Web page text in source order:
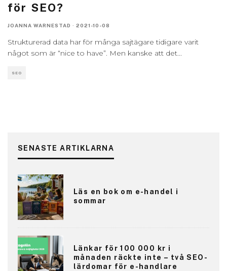
för SEO?
JOANNA WARNESTAD · 2021-10-08
Strukturerad data har för många sajtägare tidigare varit
något som är “nice to have”. Men kanske att det...
SEO
SENASTE ARTIKLARNA
Läs en bok om e-handel i
sommar
Länkar för 100 000 kr i
månaden räckte inte – två SEO-
lärdomar för e-handlare